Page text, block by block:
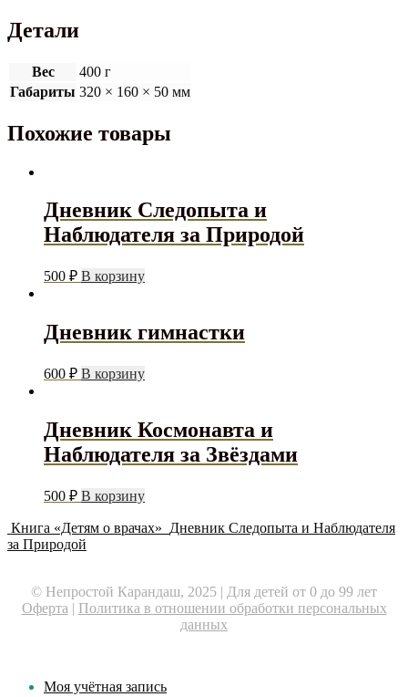
Детали
Вес
400 г
Габариты 320 × 160 × 50 мм
Похожие товары
Дневник Следопыта и
Наблюдателя за Природой
500 ₽ В корзину
Дневник гимнастки
600 ₽ В корзину
Дневник Космонавта и
Наблюдателя за Звёздами
500 ₽ В корзину
Книга «Детям о врачах» Дневник Следопыта и Наблюдателя
за Природой
© Непростой Карандаш, 2025 | Для детей от 0 до 99 лет
Оферта | Политика в отношении обработки персональных
данных
Моя учётная запись